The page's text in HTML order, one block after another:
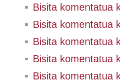
Bisita komentatua
Bisita komentatua
Bisita komentatua
Bisita komentatua
Bisita komentatua